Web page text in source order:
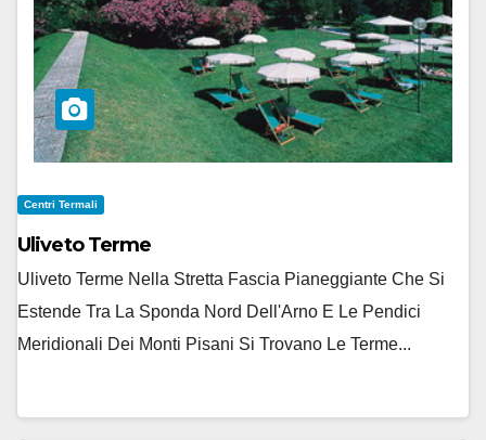
Centri Termali
Uliveto Terme
Uliveto Terme Nella Stretta Fascia Pianeggiante Che Si
Estende Tra La Sponda Nord Dell'Arno E Le Pendici
Meridionali Dei Monti Pisani Si Trovano Le Terme...